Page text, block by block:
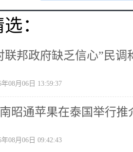
：
联邦政府缺乏信心”民
年08月06日 13:59:37
昭通苹果在泰国举行推
年08月06日 09:42:43